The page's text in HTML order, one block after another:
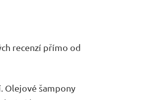
recenzí přímo od
Olejové šampony